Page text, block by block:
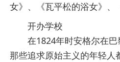
女》、《瓦平松的浴女》、
开办学校
在1824年时安格尔在巴
那些追求原始主义的年轻人